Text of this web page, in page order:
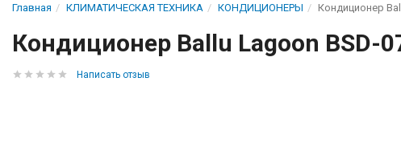
Главная КЛИМАТИЧЕСКАЯ ТЕХНИКА КОНДИЦИОНЕРЫ Кондиционер
Кондиционер Ballu Lagoon BSD-
Написать отзыв